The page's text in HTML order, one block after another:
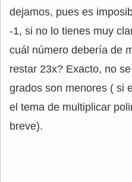
dejamos, pues es
-1, si no lo tienes muy
cuál número debería de
restar 23x? Exacto, no
grados son menores ( si
el tema de multiplicar
breve).